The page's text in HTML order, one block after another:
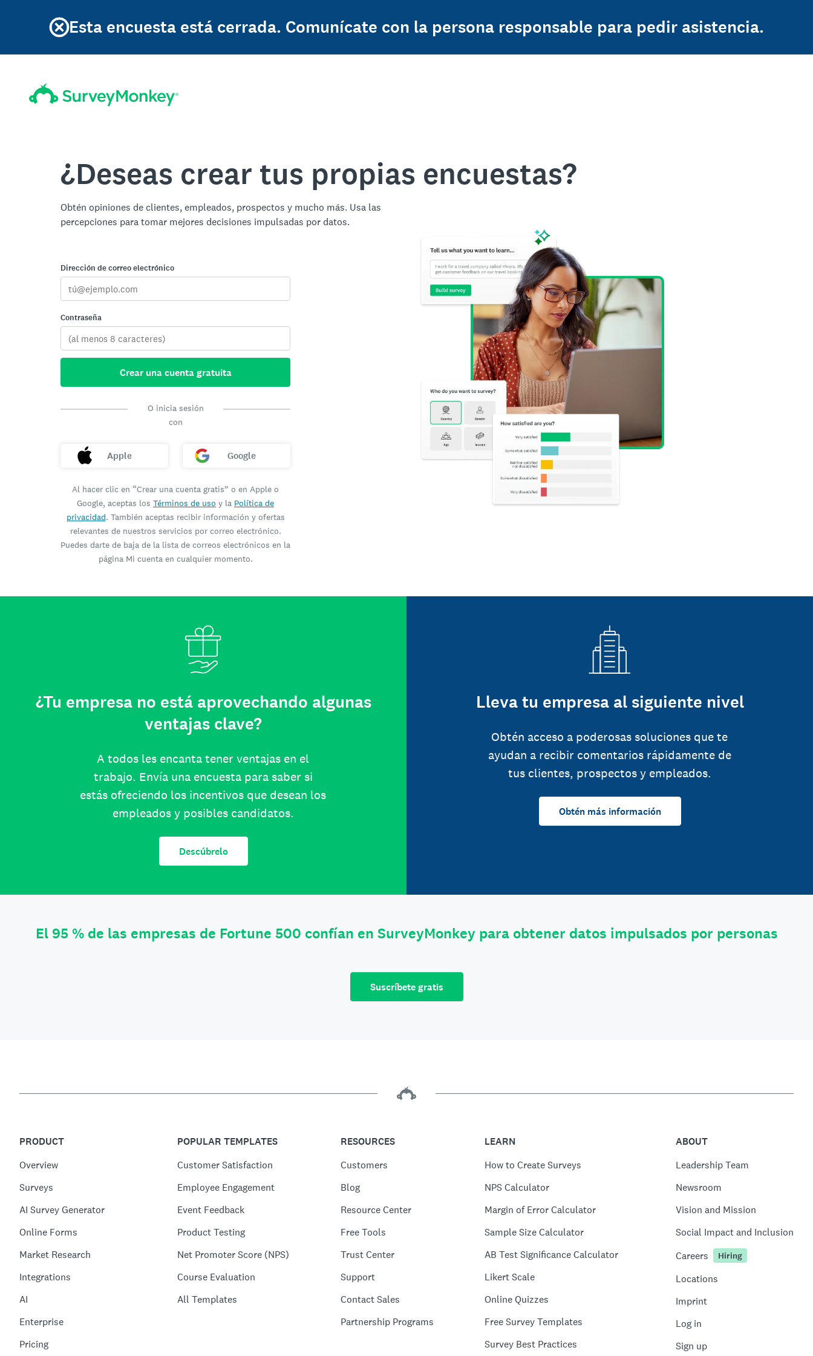
Esta encuesta está cerrada. Comunícate con la persona responsable para pedir asistencia.
¿Deseas crear tus propias encuestas?
Obtén opiniones de clientes, empleados, prospectos y mucho más. Usa las
percepciones para tomar mejores decisiones impulsadas por datos.
Dirección de correo electrónico
Contraseña
Crear una cuenta gratuita
O inicia sesión
con
Apple Google
Al hacer clic en “Crear una cuenta gratis” o en Apple o
Google, aceptas los Términos de uso y la Política de
privacidad. También aceptas recibir información y ofertas
relevantes de nuestros servicios por correo electrónico.
Puedes darte de baja de la lista de correos electrónicos en la
página Mi cuenta en cualquier momento.
¿Tu empresa no está aprovechando algunas
ventajas clave?
A todos les encanta tener ventajas en el
trabajo. Envía una encuesta para saber si
estás ofreciendo los incentivos que desean los
empleados y posibles candidatos.
Descúbrelo
Lleva tu empresa al siguiente nivel
Obtén acceso a poderosas soluciones que te
ayudan a recibir comentarios rápidamente de
tus clientes, prospectos y empleados.
Obtén más información
El 95 % de las empresas de Fortune 500 confían en SurveyMonkey para obtener datos impulsados por personas
Suscríbete gratis
PRODUCT
Overview
Surveys
AI Survey Generator
Online Forms
Market Research
Integrations
AI
Enterprise
Pricing
POPULAR TEMPLATES
Customer Satisfaction
Employee Engagement
Event Feedback
Product Testing
Net Promoter Score (NPS)
Course Evaluation
All Templates
RESOURCES
Customers
Blog
Resource Center
Free Tools
Trust Center
Support
Contact Sales
Partnership Programs
LEARN
How to Create Surveys
NPS Calculator
Margin of Error Calculator
Sample Size Calculator
AB Test Significance Calculator
Likert Scale
Online Quizzes
Free Survey Templates
Survey Best Practices
ABOUT
Leadership Team
Newsroom
Vision and Mission
Social Impact and Inclusion
Careers
Hiring
Locations
Imprint
Log in
Sign up